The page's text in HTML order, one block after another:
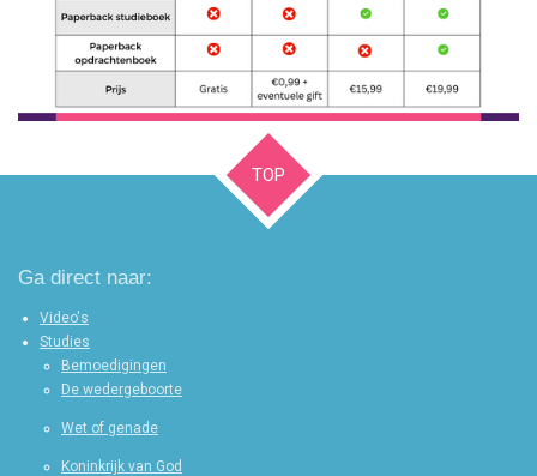
TOP
Ga direct naar:
Video's
Studies
Bemoedigingen
De wedergeboorte
Wet of genade
Koninkrijk van God